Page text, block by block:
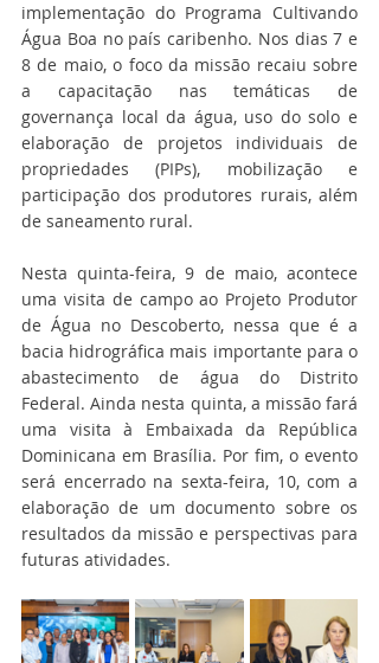
implementação do Programa Cultivando
Água Boa no país caribenho. Nos dias 7 e
8 de maio, o foco da missão recaiu sobre
a capacitação nas temáticas de
governança local da água, uso do solo e
elaboração de projetos individuais de
propriedades (PIPs), mobilização e
participação dos produtores rurais, além
de saneamento rural.
Nesta quinta-feira, 9 de maio, acontece
uma visita de campo ao Projeto Produtor
de Água no Descoberto, nessa que é a
bacia hidrográfica mais importante para o
abastecimento de água do Distrito
Federal. Ainda nesta quinta, a missão fará
uma visita à Embaixada da República
Dominicana em Brasília. Por fim, o evento
será encerrado na sexta-feira, 10, com a
elaboração de um documento sobre os
resultados da missão e perspectivas para
futuras atividades.